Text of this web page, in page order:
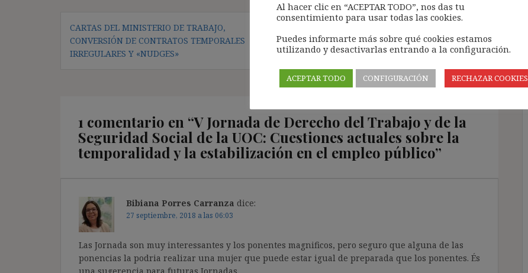
de
entradas
CARTAS DEL MINISTERIO DE TRABAJO,
CONVERSIÓN DE CONTRATOS TEMPORALES
IRREGULARES Y «NUDGES»
LABORALES: BOLETÍN NÚM. 18, SEPTIEMBRE
2018
1 comentario en “V Jornada de Derecho del Trabajo y de la
Seguridad Social de la UOC: Cuestiones actuales sobre la
temporalidad y la estabilización en el empleo público”
Bibiana Porres Carranza dice:
27 septiembre, 2018 a las 06:03
Las Jornada son muy interessantes y los ponentes magnificos, pero seguro que alguna de las
ponencias la podria realizar una mujer que puede estar igual de preparada que los ponentes. És
una sugerencia para futuras Jornadas
Al hacer clic en “ACEPTAR TODO”, nos das tu
consentimiento para usar todas las cookies.
Puedes informarte más sobre qué cookies estamos
utilizando y desactivarlas entrando a la configuración.
ACEPTAR TODO CONFIGURACIÓN RECHAZAR COOKIES